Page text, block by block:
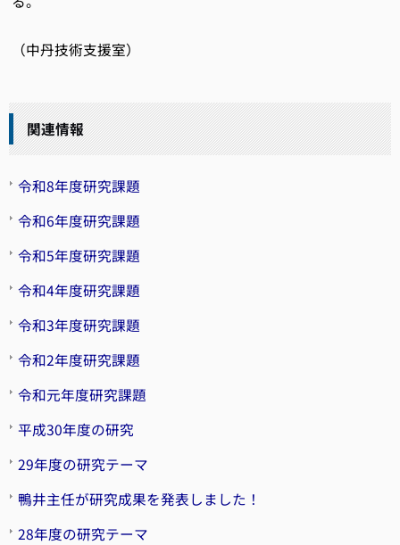
（中丹技術支援室）
関連情報
令和8年度研究課題
令和6年度研究課題
令和5年度研究課題
令和4年度研究課題
令和3年度研究課題
令和2年度研究課題
令和元年度研究課題
平成30年度の研究
29年度の研究テーマ
鴨井主任が研究成果を発表しました！
28年度の研究テーマ